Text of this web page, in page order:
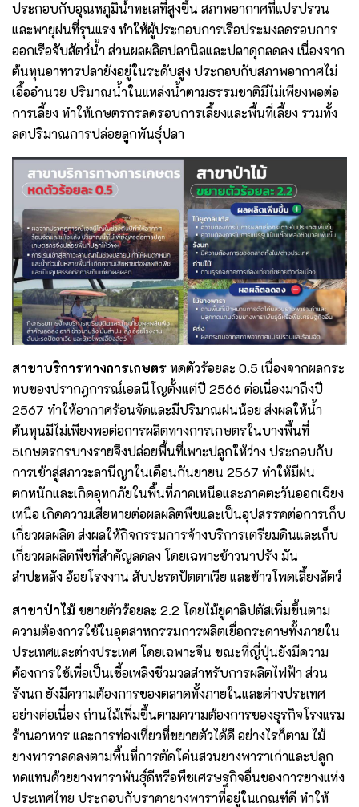
ประกอบกับอุณหภูมิน้ำทะเลที่สูงขึ้น สภาพอากาศที่แปรปรวน
และพายุฝนที่รุนแรง ทำให้ผู้ประกอบการเรือประมงลดรอบการ
ออกเรือจับสัตว์น้ำ ส่วนผลผลิตปลานิลและปลาดุกลดลง เนื่องจาก
ต้นทุนอาหารปลายังอยู่ในระดับสูง ประกอบกับสภาพอากาศไม่
เอื้ออำนวย ปริมาณน้ำในแหล่งน้ำตามธรรมชาติมีไม่เพียงพอต่อ
การเลี้ยง ทำให้เกษตรกรลดรอบการเลี้ยงและพื้นที่เลี้ยง รวมทั้ง
ลดปริมาณการปล่อยลูกพันธุ์ปลา
สาขาบริการทางการเกษตรหดตัวร้อยละ 0.5 เนื่องจากผลกระ
ทบของปรากฎการณ์เอลนีโญตั้งแต่ปี 2566 ต่อเนื่องมาถึงปี
2567 ทำให้อากาศร้อนจัดและมีปริมาณฝนน้อย ส่งผลให้น้ำ
ต้นทุนมีไม่เพียงพอต่อการผลิตทางการเกษตรในบางพื้นที่
5เกษตรกรบางรายจึงปล่อยพื้นที่เพาะปลูกให้ว่าง ประกอบกับ
การเข้าสู่สภาวะลานีญาในเดือนกันยายน 2567 ทำให้มีฝน
ตกหนักและเกิดอุทกภัยในพื้นที่ภาคเหนือและภาคตะวันออกเฉียง
เหนือ เกิดความเสียหายต่อผลผลิตพืชและเป็นอุปสรรคต่อการเก็บ
เกี่ยวผลผลิต ส่งผลให้กิจกรรมการจ้างบริการเตรียมดินและเก็บ
เกี่ยวผลผลิตพืชที่สำคัญลดลง โดยเฉพาะข้าวนาปรัง มัน
สำปะหลัง อ้อยโรงงาน สับปะรดปัตตาเวีย และข้าวโพดเลี้ยงสัตว์
สาขาป่าไม้ขยายตัวร้อยละ 2.2 โดยไม้ยูคาลิปตัสเพิ่มขึ้นตาม
ความต้องการใช้ในอุตสาหกรรมการผลิตเยื่อกระดาษทั้งภายใน
ประเทศและต่างประเทศ โดยเฉพาะจีน ขณะที่ญี่ปุ่นยังมีความ
ต้องการใช้เพื่อเป็นเชื้อเพลิงชีวมวลสำหรับการผลิตไฟฟ้า ส่วน
รังนก ยังมีความต้องการของตลาดทั้งภายในและต่างประเทศ
อย่างต่อเนื่อง ถ่านไม้เพิ่มขึ้นตามความต้องการของธุรกิจโรงแรม
ร้านอาหาร และการท่องเที่ยวที่ขยายตัวได้ดี อย่างไรก็ตาม ไม้
ยางพาราลดลงตามพื้นที่การตัดโค่นสวนยางพาราเก่าและปลูก
ทดแทนด้วยยางพาราพันธุ์ดีหรือพืชเศรษฐกิจอื่นของการยางแห่ง
ประเทศไทย ประกอบกับราคายางพาราที่อยู่ในเกณฑ์ดี ทำให้